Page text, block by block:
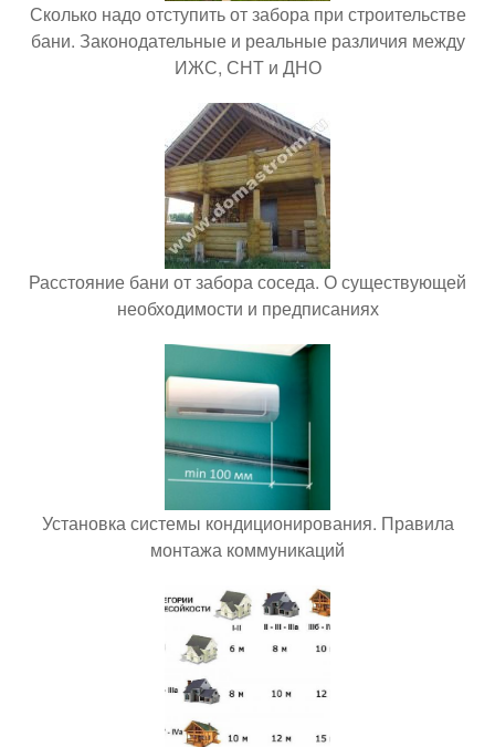
Сколько надо отступить от забора при строительстве
бани. Законодательные и реальные различия между
ИЖС, СНТ и ДНО
Расстояние бани от забора соседа. О существующей
необходимости и предписаниях
Установка системы кондиционирования. Правила
монтажа коммуникаций